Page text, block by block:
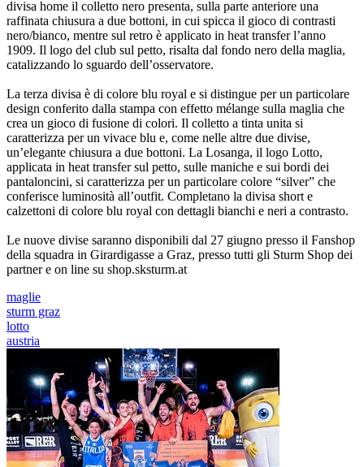
divisa home il colletto nero presenta, sulla parte anteriore una
raffinata chiusura a due bottoni, in cui spicca il gioco di contrasti
nero/bianco, mentre sul retro è applicato in heat transfer l’anno
1909. Il logo del club sul petto, risalta dal fondo nero della maglia,
catalizzando lo sguardo dell’osservatore.
La terza divisa è di colore blu royal e si distingue per un particolare
design conferito dalla stampa con effetto mélange sulla maglia che
crea un gioco di fusione di colori. Il colletto a tinta unita si
caratterizza per un vivace blu e, come nelle altre due divise,
un’elegante chiusura a due bottoni. La Losanga, il logo Lotto,
applicata in heat transfer sul petto, sulle maniche e sui bordi dei
pantaloncini, si caratterizza per un particolare colore “silver” che
conferisce luminosità all’outfit. Completano la divisa short e
calzettoni di colore blu royal con dettagli bianchi e neri a contrasto.
Le nuove divise saranno disponibili dal 27 giugno presso il Fanshop
della squadra in Girardigasse a Graz, presso tutti gli Sturm Shop dei
partner e on line su shop.sksturm.at
maglie
sturm graz
lotto
austria